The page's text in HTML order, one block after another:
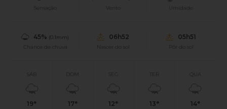
Sensação Vento Umidade
45% (0.1mm)
Chance de chuva
06h52
Nascer do sol
05h51
Pôr do sol
SÁB
19°
DOM
17°
SEG
12°
TER
13°
QUA
14°